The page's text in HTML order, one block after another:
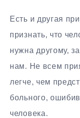
Есть и другая
признать, что
нужна другому,
нам. Не всем
легче, чем
больного,
человека.